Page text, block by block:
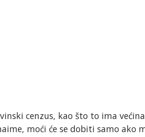
cenzus, kao što to ima
moći će se dobiti samo ako